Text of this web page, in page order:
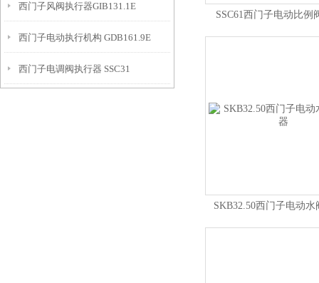
西门子风阀执行器GIB131.1E
西门子电动执行机构 GDB161.9E
西门子电调阀执行器 SSC31
SSC61西门子电动比例
SKB32.50西门子电动水